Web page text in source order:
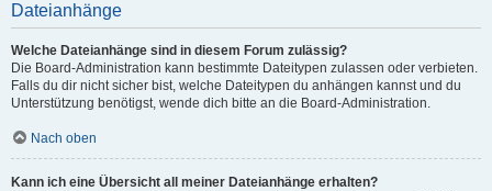
Dateianhänge
Welche Dateianhänge sind in diesem Forum zulässig?
Die Board-Administration kann bestimmte Dateitypen zulassen oder verbieten.
Falls du dir nicht sicher bist, welche Dateitypen du anhängen kannst und du
Unterstützung benötigst, wende dich bitte an die Board-Administration.
Nach oben
Kann ich eine Übersicht all meiner Dateianhänge erhalten?